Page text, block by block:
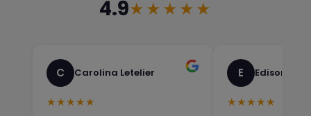
4.9★★★★★
C Carolina Letelier
★★★★★
E Edison
★★★★★